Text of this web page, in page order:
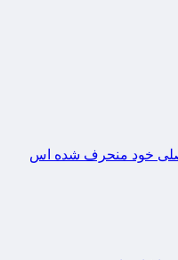
خود منحرف شده اس